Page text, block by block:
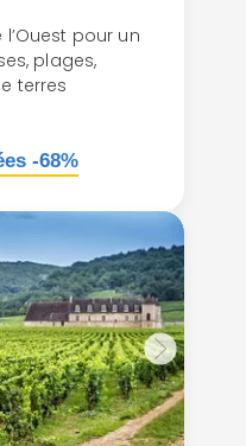
pour un
plages,
terres
-68%